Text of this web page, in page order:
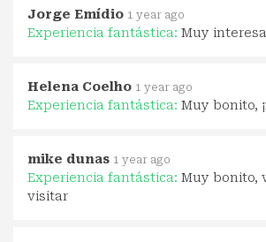
Jorge Emídio 1 year ago
Experiencia fantástica: Muy
Helena Coelho 1 year ago
Experiencia fantástica: Muy bonito,
mike dunas 1 year ago
Experiencia fantástica: Muy bonito,
visitar